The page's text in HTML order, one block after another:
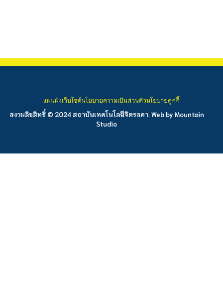
สงวนลิขสิทธิ์ © 2024 สถาบันเทคโนโลยีจิตรลดา. Web by Mountain
Studio
แผนผังเว็บไซต์นโยบายความเป็นส่วนตัวนโยบายคุกกี้